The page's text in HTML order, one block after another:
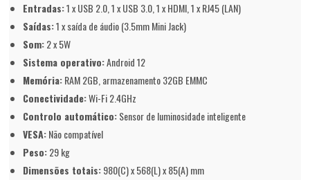
Entradas:1 x USB 2.0, 1 x USB 3.0, 1 x HDMI, 1 x RJ45 (LAN)
Saídas:1 x saída de áudio (3.5mm Mini Jack)
Som:2 x 5W
Sistema operativo:Android 12
Memória:RAM 2GB, armazenamento 32GB EMMC
Conectividade:Wi-Fi 2.4GHz
Controlo automático:Sensor de luminosidade inteligente
VESA:Não compatível
Peso:29 kg
Dimensões totais:980(C) x 568(L) x 85(A) mm